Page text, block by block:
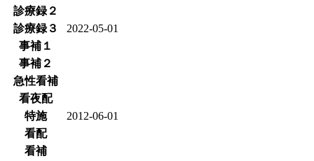
診療録２
診療録３
2022-05-01
事補１
事補２
急性看補
看夜配
特施
2012-06-01
看配
看補